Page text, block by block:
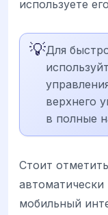
используете
💡Для
верхнего
в полные
Стоит
мобильный